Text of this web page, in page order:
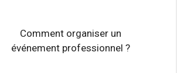
Comment organiser un
événement professionnel ?